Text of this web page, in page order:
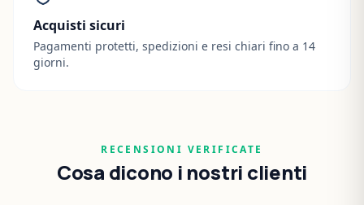
Acquisti sicuri
Pagamenti protetti, spedizioni e resi chiari fino a 14
giorni.
RECENSIONI VERIFICATE
Cosa dicono i nostri clienti